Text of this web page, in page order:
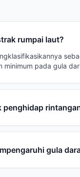
rumpai laut?
minimum pada gula
penghidap
gula